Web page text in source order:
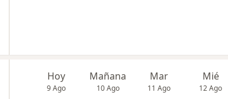
Hoy
9 Ago
Mañana
10 Ago
Mar
11 Ago
Mié
12 Ago